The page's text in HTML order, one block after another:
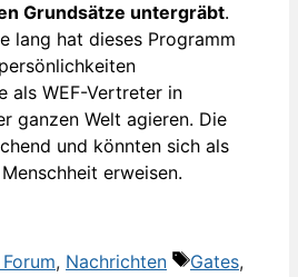
Grundsätze untergräbt.
lang hat dieses Programm
als WEF-Vertreter in
ganzen Welt agieren. Die
und könnten sich als
erweisen.
, Nachrichten Gates,